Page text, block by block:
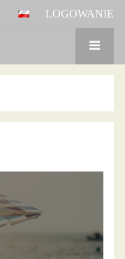
LOGOWANIE